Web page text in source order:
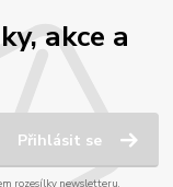
akce a
Přihlásit se
rozesílky newsletteru.